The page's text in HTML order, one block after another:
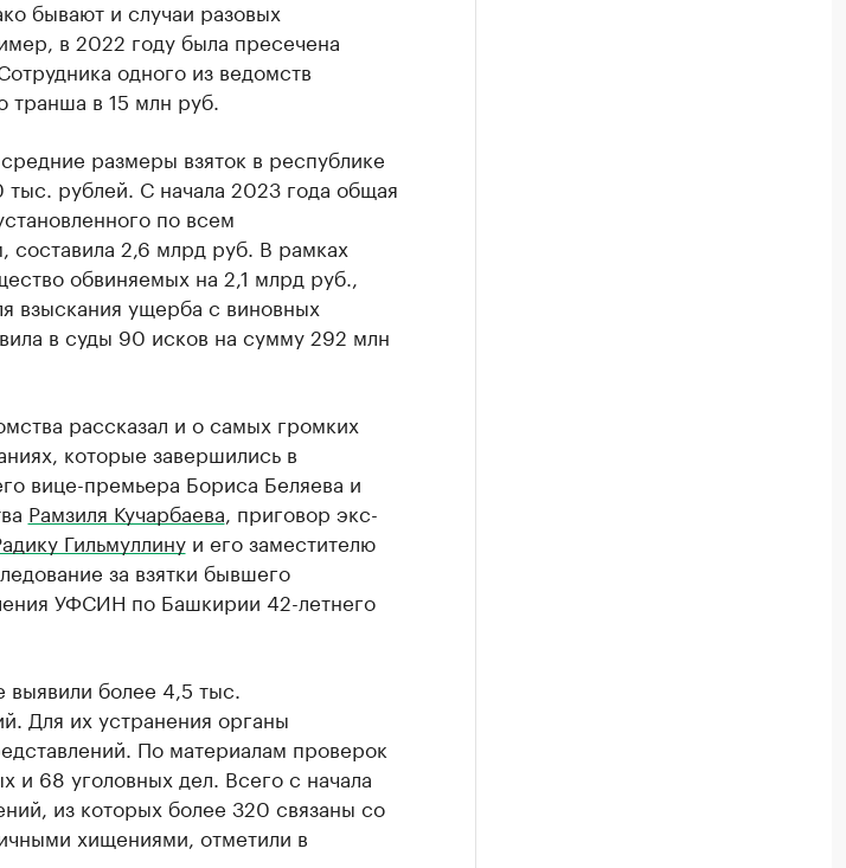
бывают и случаи разовых
в 2022 году была пресечена
одного из ведомств
транша в 15 млн руб.
размеры взяток в республике
рублей. С начала 2023 года общая
по всем
2,6 млрд руб. В рамках
обвиняемых на 2,1 млрд руб.,
взыскания ущерба с виновных
в суды 90 исков на сумму 292 млн
рассказал и о самых громких
которые завершились в
вице-премьера Бориса Беляева и
Рамзиля Кучарбаева , приговор экс-
Гильмуллинуи его заместителю
за взятки бывшего
УФСИН по Башкирии 42-летнего
более 4,5 тыс.
Для их устранения органы
По материалам проверок
и 68 уголовных дел. Всего с начала
из которых более 320 связаны со
хищениями, отметили в